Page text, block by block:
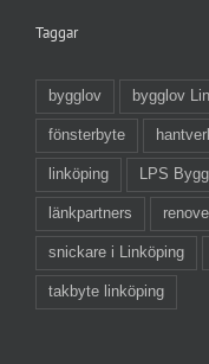
Taggar
bygglov bygglov
fönsterbyte
linköping LPS Bygg
länkpartners
snickare i Linköping
takbyte linköping